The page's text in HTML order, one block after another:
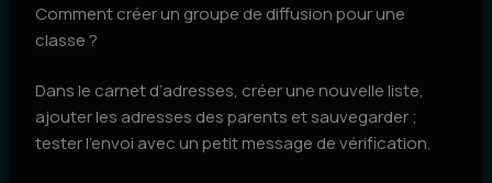
Comment créer un groupe de diffusion pour une
classe ?
Dans le carnet d’adresses, créer une nouvelle liste,
ajouter les adresses des parents et sauvegarder ;
tester l’envoi avec un petit message de vérification.